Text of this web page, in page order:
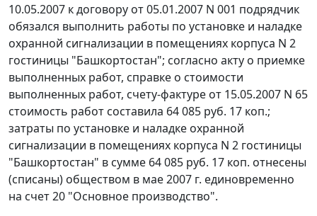
10.05.2007 к договору от 05.01.2007 N 001 подрядчик
обязался выполнить работы по установке и наладке
охранной сигнализации в помещениях корпуса N 2
гостиницы "Башкортостан"; согласно акту о приемке
выполненных работ, справке о стоимости
выполненных работ, счету-фактуре от 15.05.2007 N 65
стоимость работ составила 64 085 руб. 17 коп.;
затраты по установке и наладке охранной
сигнализации в помещениях корпуса N 2 гостиницы
"Башкортостан" в сумме 64 085 руб. 17 коп. отнесены
(списаны) обществом в мае 2007 г. единовременно
на счет 20 "Основное производство".